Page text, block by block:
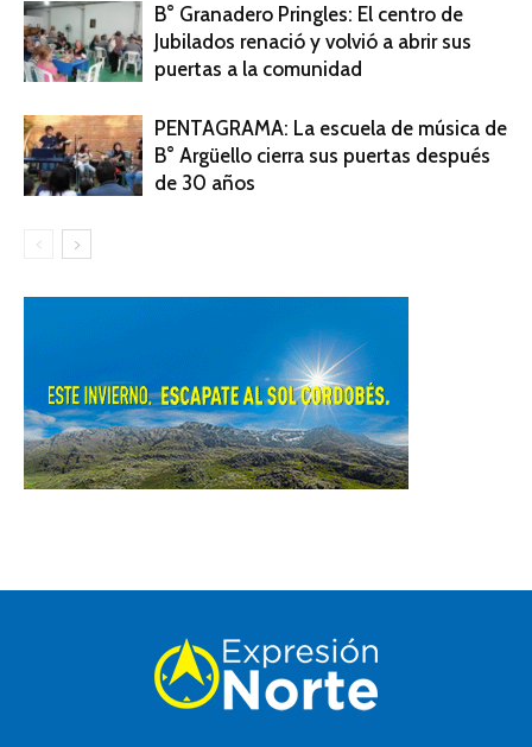
B° Granadero Pringles: El centro de
Jubilados renació y volvió a abrir sus
puertas a la comunidad
PENTAGRAMA: La escuela de música de
B° Argüello cierra sus puertas después
de 30 años